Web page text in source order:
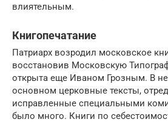
влиятельным.
Книгопечатание
Патриарх возродил московское
восстановив Московскую
открыта еще Иваном Грозным. В
основном церковные тексты,
исправленные специальными
было много. Книги по